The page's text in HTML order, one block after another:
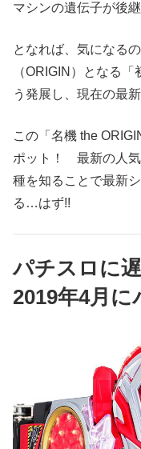
マシンの遺伝子が後
となれば、気になる
（ORIGIN）となる
う発展し、現在の最
この「名機 the
ポット！ 最新の人気
種を知ることで最新
る…はず!!
パチスロに
2019年4月